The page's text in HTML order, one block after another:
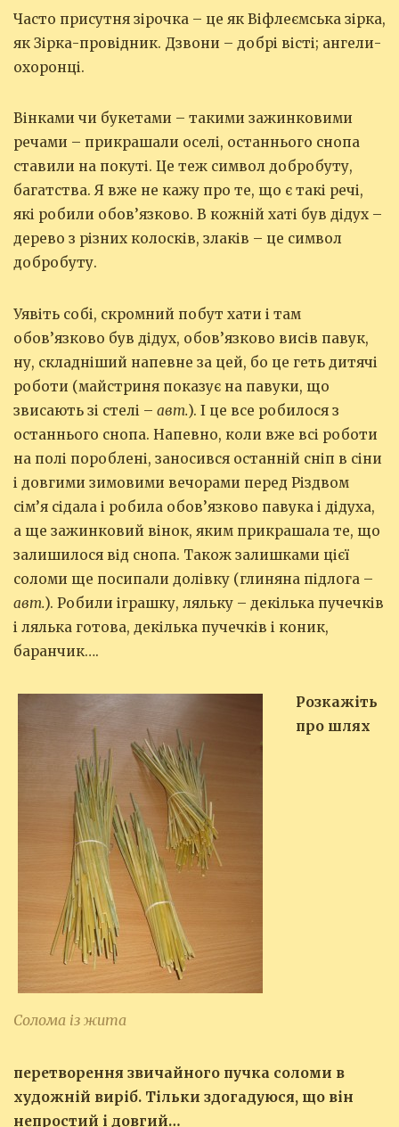
Часто присутня зірочка – це як Віфлеємська зірка,
як Зірка-провідник. Дзвони – добрі вісті; ангели-
охоронці.
Вінками чи букетами – такими зажинковими
речами – прикрашали оселі, останнього снопа
ставили на покуті. Це теж символ добробуту,
багатства. Я вже не кажу про те, що є такі речі,
які робили обов’язково. В кожній хаті був дідух –
дерево з різних колосків, злаків – це символ
добробуту.
Уявіть собі, скромний побут хати і там
обов’язково був дідух, обов’язково висів павук,
ну, складніший напевне за цей, бо це геть дитячі
роботи (майстриня показує на павуки, що
звисають зі стелі – авт.). І це все робилося з
останнього снопа. Напевно, коли вже всі роботи
на полі пороблені, заносився останній сніп в сіни
і довгими зимовими вечорами перед Різдвом
сім’я сідала і робила обов’язково павука і дідуха,
а ще зажинковий вінок, яким прикрашала те, що
залишилося від снопа. Також залишками цієї
соломи ще посипали долівку (глиняна підлога –
авт.). Робили іграшку, ляльку – декілька пучечків
і лялька готова, декілька пучечків і коник,
баранчик….
Солома із жита
Розкажіть
про шлях
перетворення звичайного пучка соломи в
художній виріб. Тільки здогадуюся, що він
непростий і довгий…